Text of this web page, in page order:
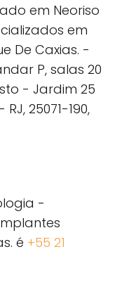
em Neoriso
em
De Caxias. -
P, salas 20
- Jardim 25
25071-190,
-
é +55 21